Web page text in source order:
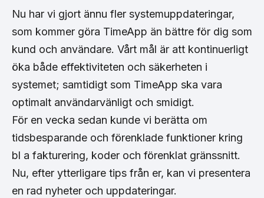
Nu har vi gjort ännu fler systemuppdateringar,
som kommer göra TimeApp än bättre för dig som
kund och användare. Vårt mål är att kontinuerligt
öka både effektiviteten och säkerheten i
systemet; samtidigt som TimeApp ska vara
optimalt användarvänligt och smidigt.
För en vecka sedan kunde vi berätta om
tidsbesparande och förenklade funktioner kring
bl a fakturering, koder och förenklat gränssnitt.
Nu, efter ytterligare tips från er, kan vi presentera
en rad nyheter och uppdateringar.